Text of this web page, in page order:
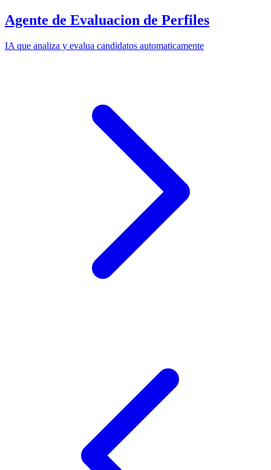
Agente de Evaluacion de Perfiles
IA que analiza y evalua candidatos automaticamente